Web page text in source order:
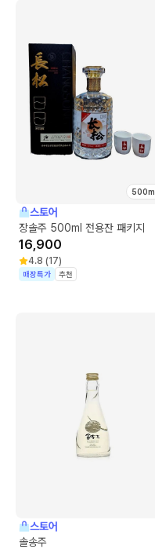
500ml
스토어
장솔주 500ml 전용잔 패키지
16,900
4.8 (17)
매장특가 추천
스토어
솔송주